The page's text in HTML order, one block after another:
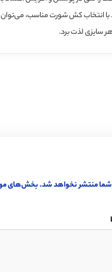
انتخاب کش شورت مناسب، می‌توان
سایزی لذت برد.
شما منتشر نخواهد شد.بخش‌های